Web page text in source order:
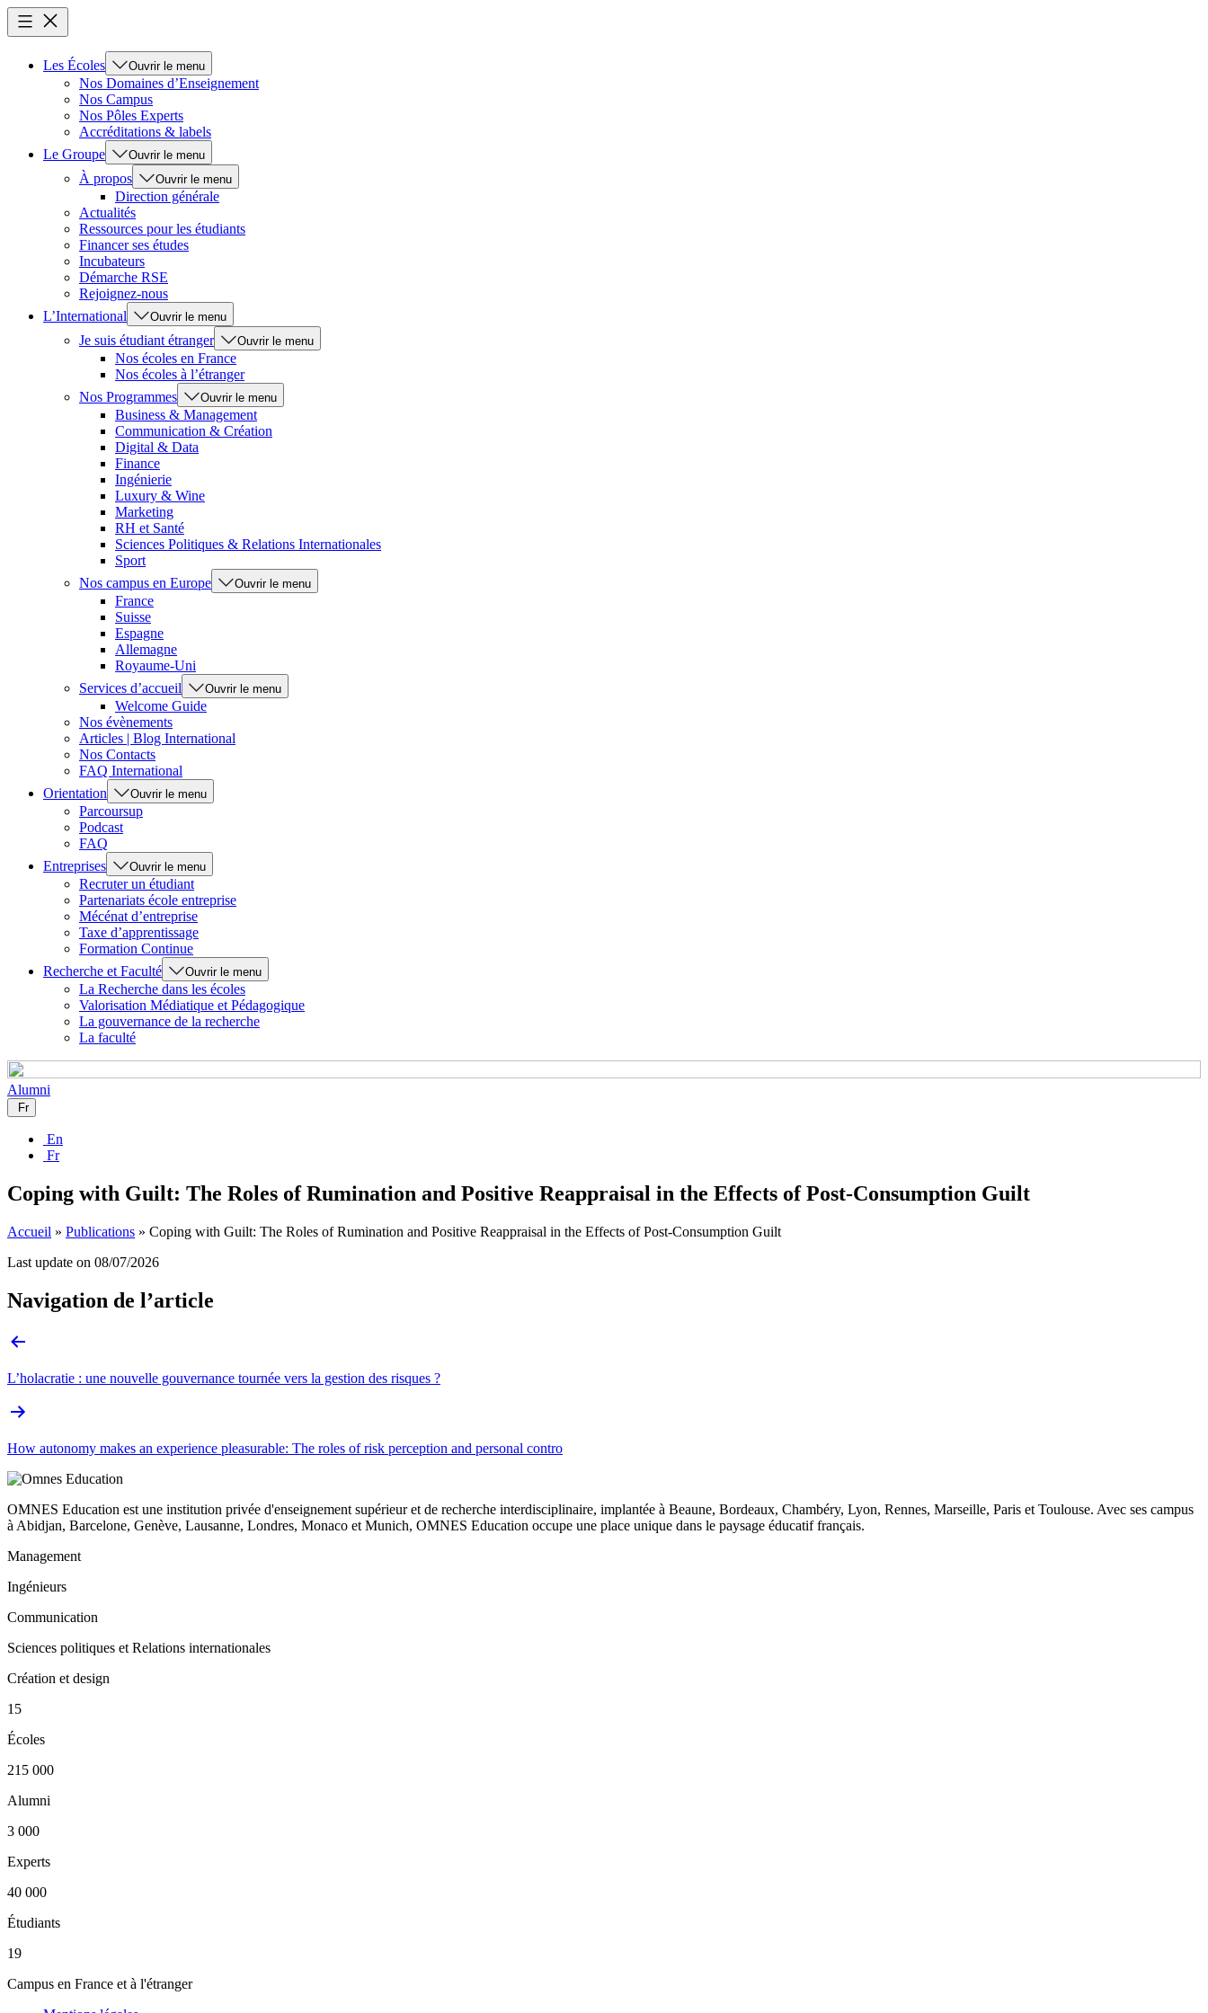
Les Écoles Ouvrir le menu
Nos Domaines d’Enseignement
Nos Campus
Nos Pôles Experts
Accréditations & labels
Le Groupe
Ouvrir le menu
À propos Ouvrir le menu
Direction générale
Actualités
Ressources pour les étudiants
Financer ses études
Incubateurs
Démarche RSE
Rejoignez-nous
L’International
Ouvrir le menu
Je suis étudiant étranger Ouvrir le menu
Nos écoles en France
Nos écoles à l’étranger
Nos Programmes
Ouvrir le menu
Business & Management
Communication & Création
Digital & Data
Finance
Ingénierie
Luxury & Wine
Marketing
RH et Santé
Sciences Politiques & Relations Internationales
Sport
Nos campus en Europe
Ouvrir le menu
France
Suisse
Espagne
Allemagne
Royaume-Uni
Services d’accueil
Ouvrir le menu
Welcome Guide
Nos évènements
Articles | Blog International
Nos Contacts
FAQ International
Orientation
Ouvrir le menu
Parcoursup
Podcast
FAQ
Entreprises
Ouvrir le menu
Recruter un étudiant
Partenariats école entreprise
Mécénat d’entreprise
Taxe d’apprentissage
Formation Continue
Recherche et Faculté
Ouvrir le menu
La Recherche dans les écoles
Valorisation Médiatique et Pédagogique
La gouvernance de la recherche
La faculté
Alumni
Fr
En
Fr
Coping with Guilt: The Roles of Rumination and Positive Reappraisal in the Effects of Post-Consumption Guilt
Accueil » Publications » Coping with Guilt: The Roles of Rumination and Positive Reappraisal in the Effects of Post-Consumption Guilt
Last update on 08/07/2026
Navigation de l’article
L’holacratie : une nouvelle gouvernance tournée vers la gestion des risques ?
How autonomy makes an experience pleasurable: The roles of risk perception and personal contro
OMNES Education est une institution privée d'enseignement supérieur et de recherche interdisciplinaire, implantée à Beaune, Bordeaux, Chambéry, Lyon, Rennes, Marseille, Paris et Toulouse. Avec ses campus
à Abidjan, Barcelone, Genève, Lausanne, Londres, Monaco et Munich, OMNES Education occupe une place unique dans le paysage éducatif français.
Management
Ingénieurs
Communication
Sciences politiques et Relations internationales
Création et design
15
Écoles
215 000
Alumni
3 000
Experts
40 000
Étudiants
19
Campus en France et à l'étranger